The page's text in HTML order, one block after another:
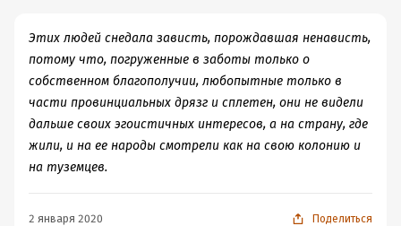
картины — особенно если он наделён воображением и
готов к медленному, созерцательному чтению. После
книги остаётся смутная тоска по чему-то сказочному и
несбывшемуся. Где-то вдали бредут караваны, скачут
джигиты на резвых конях, а над всем этим словно по-
прежнему реют духи великих завоевателей — Чингиз-
Этих людей снедала зависть, порождавшая ненависть,
потому что, погруженные в заботы только о
собственном благополучии, любопытные только в
части провинциальных дрязг и сплетен, они не видели
дальше своих эгоистичных интересов, а на страну, где
жили, и на ее народы смотрели как на свою колонию и
на туземцев.
2 января 2020 Поделиться